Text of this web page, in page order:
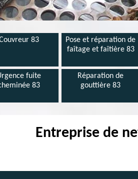
83
Pose et réparation de
faîtage et faîtière 83
fuite
83
Réparation de
gouttière 83
Entreprise de